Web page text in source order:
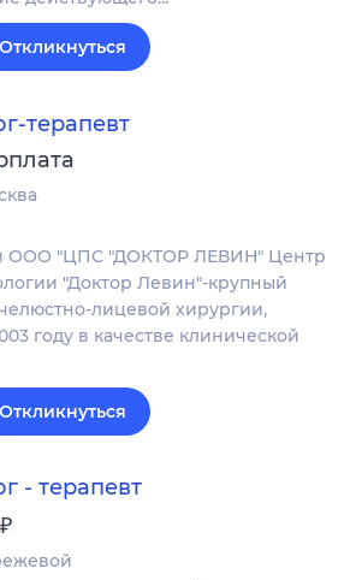
Откликнуться
терапевт
ООО "ЦПС "ДОКТОР ЛЕВИН" Центр
"Доктор Левин"-крупный
лицевой хирургии,
году в качестве клинической
Откликнуться
- терапевт
₽